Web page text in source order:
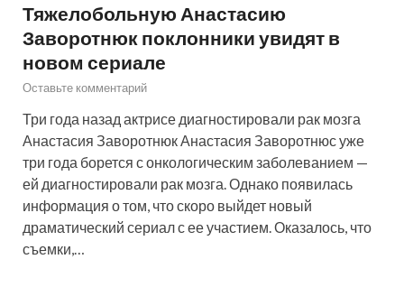
Тяжелобольную Анастасию
Заворотнюк поклонники увидят в
новом сериале
Оставьте комментарий
Три года назад актрисе диагностировали рак мозга
Анастасия Заворотнюк Анастасия Заворотнюс уже
три года борется с онкологическим заболеванием —
ей диагностировали рак мозга. Однако появилась
информация о том, что скоро выйдет новый
драматический сериал с ее участием. Оказалось, что
съемки,…